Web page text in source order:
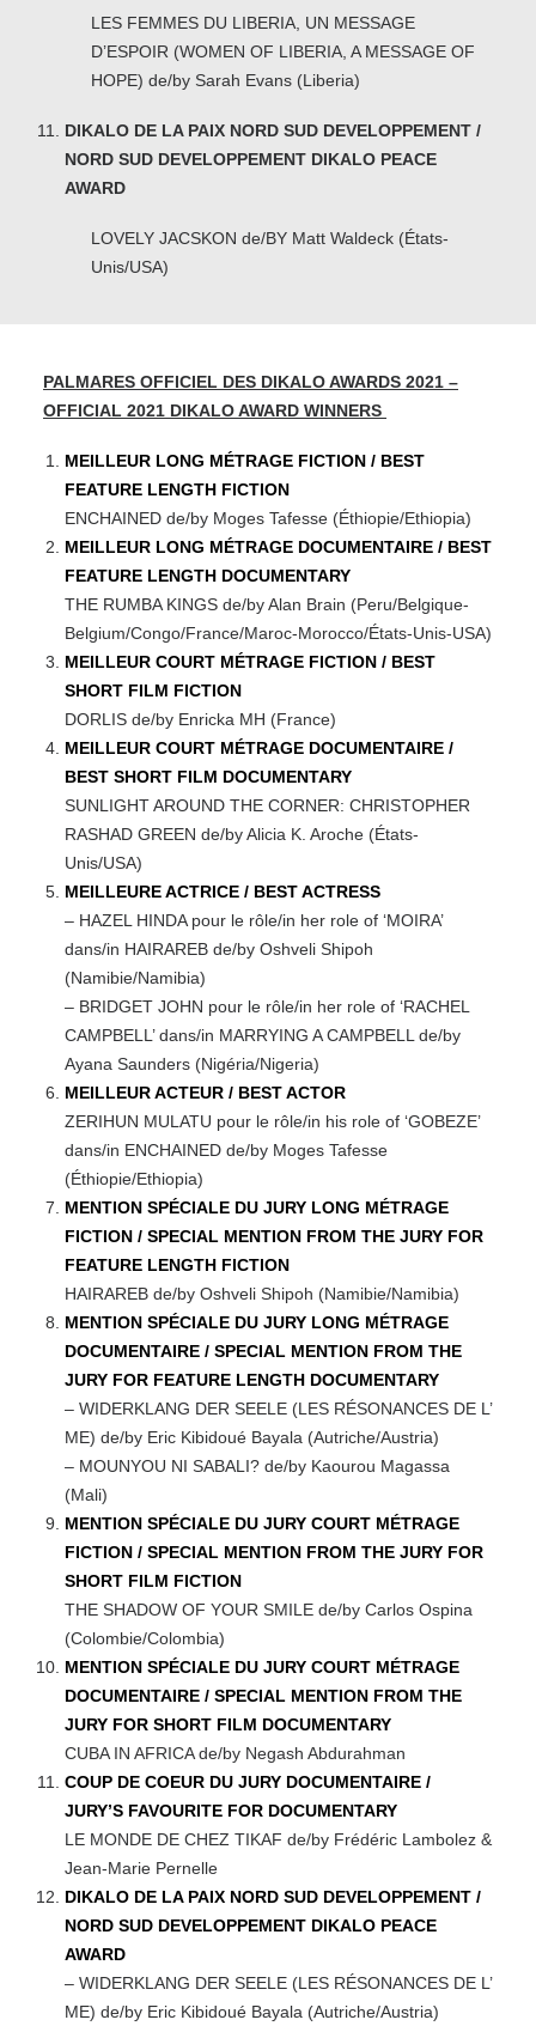
LES FEMMES DU LIBERIA, UN MESSAGE
D’ESPOIR (WOMEN OF LIBERIA, A MESSAGE OF
HOPE) de/by Sarah Evans (Liberia)
DIKALO DE LA PAIX NORD SUD DEVELOPPEMENT /
NORD SUD DEVELOPPEMENT DIKALO PEACE
AWARD
LOVELY JACSKON de/BY Matt Waldeck (États-
Unis/USA)
PALMARES OFFICIEL DES DIKALO AWARDS 2021 –
OFFICIAL 2021 DIKALO AWARD WINNERS
MEILLEUR LONG MÉTRAGE FICTION / BEST
FEATURE LENGTH FICTION
ENCHAINED de/by Moges Tafesse (Éthiopie/Ethiopia)
MEILLEUR LONG MÉTRAGE DOCUMENTAIRE / BEST
FEATURE LENGTH DOCUMENTARY
THE RUMBA KINGS de/by Alan Brain (Peru/Belgique-
Belgium/Congo/France/Maroc-Morocco/États-Unis-USA)
MEILLEUR COURT MÉTRAGE FICTION / BEST
SHORT FILM FICTION
DORLIS de/by Enricka MH (France)
MEILLEUR COURT MÉTRAGE DOCUMENTAIRE /
BEST SHORT FILM DOCUMENTARY
SUNLIGHT AROUND THE CORNER: CHRISTOPHER
RASHAD GREEN de/by Alicia K. Aroche (États-
Unis/USA)
MEILLEURE ACTRICE / BEST ACTRESS
– HAZEL HINDA pour le rôle/in her role of ‘MOIRA’
dans/in HAIRAREB de/by Oshveli Shipoh
(Namibie/Namibia)
– BRIDGET JOHN pour le rôle/in her role of ‘RACHEL
CAMPBELL’ dans/in MARRYING A CAMPBELL de/by
Ayana Saunders (Nigéria/Nigeria)
MEILLEUR ACTEUR / BEST ACTOR
ZERIHUN MULATU pour le rôle/in his role of ‘GOBEZE’
dans/in ENCHAINED de/by Moges Tafesse
(Éthiopie/Ethiopia)
MENTION SPÉCIALE DU JURY LONG MÉTRAGE
FICTION / SPECIAL MENTION FROM THE JURY FOR
FEATURE LENGTH FICTION
HAIRAREB de/by Oshveli Shipoh (Namibie/Namibia)
MENTION SPÉCIALE DU JURY LONG MÉTRAGE
DOCUMENTAIRE / SPECIAL MENTION FROM THE
JURY FOR FEATURE LENGTH DOCUMENTARY
– WIDERKLANG DER SEELE (LES RÉSONANCES DE L’
ME) de/by Eric Kibidoué Bayala (Autriche/Austria)
– MOUNYOU NI SABALI? de/by Kaourou Magassa
(Mali)
MENTION SPÉCIALE DU JURY COURT MÉTRAGE
FICTION / SPECIAL MENTION FROM THE JURY FOR
SHORT FILM FICTION
THE SHADOW OF YOUR SMILE de/by Carlos Ospina
(Colombie/Colombia)
MENTION SPÉCIALE DU JURY COURT MÉTRAGE
DOCUMENTAIRE / SPECIAL MENTION FROM THE
JURY FOR SHORT FILM DOCUMENTARY
CUBA IN AFRICA de/by Negash Abdurahman
COUP DE COEUR DU JURY DOCUMENTAIRE /
JURY’S FAVOURITE FOR DOCUMENTARY
LE MONDE DE CHEZ TIKAF de/by Frédéric Lambolez &
Jean-Marie Pernelle
DIKALO DE LA PAIX NORD SUD DEVELOPPEMENT /
NORD SUD DEVELOPPEMENT DIKALO PEACE
AWARD
– WIDERKLANG DER SEELE (LES RÉSONANCES DE L’
ME) de/by Eric Kibidoué Bayala (Autriche/Austria)